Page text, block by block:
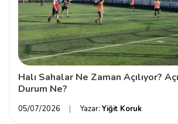
Halı Sahalar Ne Zaman Açılıyor?
Durum Ne?
05/07/2026 Yazar: Yiğit Koruk